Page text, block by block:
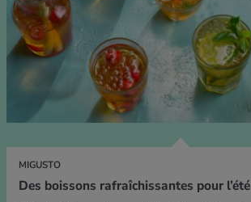
MIGUSTO
Des boissons rafraîchissantes pour l’été